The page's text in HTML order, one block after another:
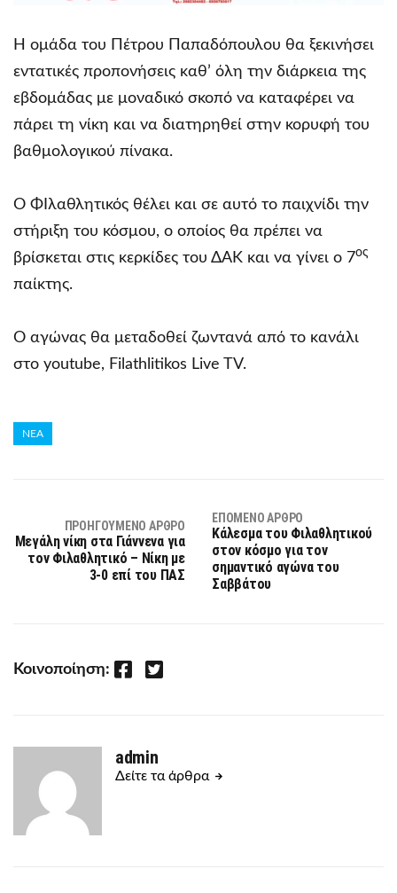
Η ομάδα του Πέτρου Παπαδόπουλου θα ξεκινήσει
εντατικές προπονήσεις καθ’ όλη την διάρκεια της
εβδομάδας με μοναδικό σκοπό να καταφέρει να
πάρει τη νίκη και να διατηρηθεί στην κορυφή του
βαθμολογικού πίνακα.
Ο ΦΙλαθλητικός θέλει και σε αυτό το παιχνίδι την
στήριξη του κόσμου, ο οποίος θα πρέπει να
βρίσκεται στις κερκίδες του ΔΑΚ και να γίνει ο 7ος
παίκτης.
Ο αγώνας θα μεταδοθεί ζωντανά από το κανάλι
στο youtube, Filathlitikos Live TV.
ΝΕΑ
ΠΡΟΗΓΟΎΜΕΝΟ ΆΡΘΡΟ
Μεγάλη νίκη στα Γιάννενα για
τον Φιλαθλητικό – Νίκη με
3-0 επί του ΠΑΣ
ΕΠΌΜΕΝΟ ΆΡΘΡΟ
Κάλεσμα του Φιλαθλητικού
στον κόσμο για τον
σημαντικό αγώνα του
Σαββάτου
Κοινοποίηση: Facebook Twitter
admin
Δείτε τα άρθρα